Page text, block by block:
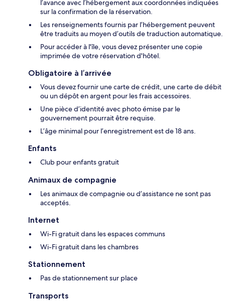
l’avance avec l’hébergement aux coordonnées indiquées
sur la confirmation de la réservation.
Les renseignements fournis par l’hébergement peuvent
être traduits au moyen d’outils de traduction automatique.
Pour accéder à l'île, vous devez présenter une copie
imprimée de votre réservation d'hôtel.
Obligatoire à l’arrivée
Vous devez fournir une carte de crédit, une carte de débit
ou un dépôt en argent pour les frais accessoires.
Une pièce d’identité avec photo émise par le
gouvernement pourrait être requise.
L’âge minimal pour l’enregistrement est de 18 ans.
Enfants
Club pour enfants gratuit
Animaux de compagnie
Les animaux de compagnie ou d’assistance ne sont pas
acceptés.
Internet
Wi-Fi gratuit dans les espaces communs
Wi-Fi gratuit dans les chambres
Stationnement
Pas de stationnement sur place
Transports